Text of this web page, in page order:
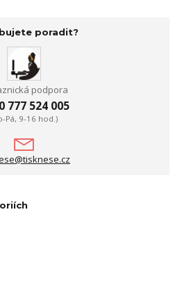
poradit?
podpora
777 524 005
Pá, 9-16 hod.)